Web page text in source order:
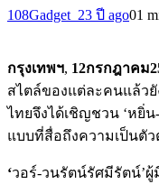
108Gadget_23 ปี ago01
กรุงเทพฯ, 12กรกฎาคม
สไตล์ของแต่ละคนแล้ว
ไทยจึงได้เชิญชวน ‘หยิ่
แบบที่สื่อถึงความเป็นตัว
‘วอร์-วนรัตน์รัศมีรัตน์’